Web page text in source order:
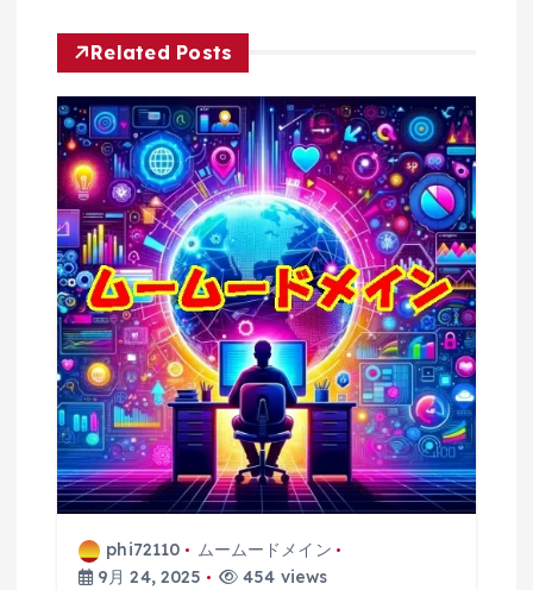
シ
ョ
ン
Related Posts
phi72110
ムームードメイン
9月 24, 2025
454 views